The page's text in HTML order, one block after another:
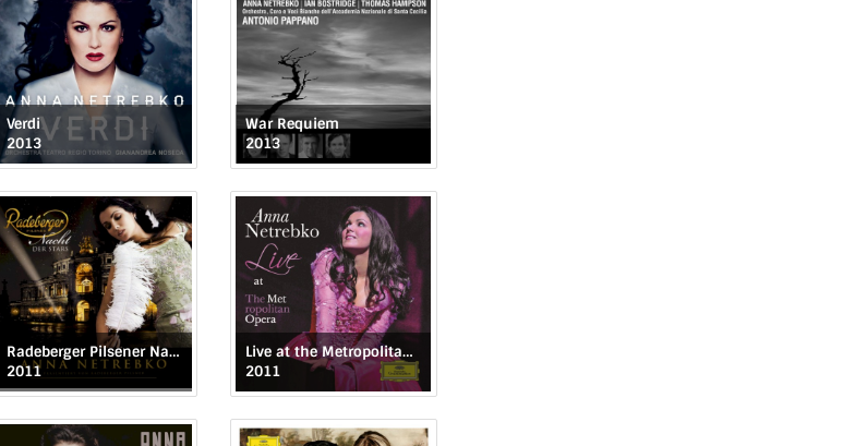
Verdi
2013
War Requiem
2013
Radeberger Pilsener Nacht der Stars: Anna Netrebko
2011
Live at the Metropolitan Opera
2011